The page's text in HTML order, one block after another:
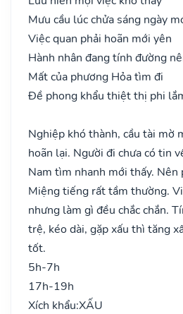
Mưu cầu lúc chửa sáng ngày
Việc quan phải hoãn mới yên
Hành nhân đang tính đường
Mất của phương Hỏa tìm đi
Đề phong khẩu thiệt thị phi
Nghiệp khó thành, cầu tài mờ
hoãn lại. Người đi chưa có tin
Nam tìm nhanh mới thấy. Nên
Miệng tiếng rất tầm thường.
nhưng làm gì đều chắc chắn.
trệ, kéo dài, gặp xấu thì tăng
tốt.
5h-7h
17h-19h
Xích khẩu:XẤU